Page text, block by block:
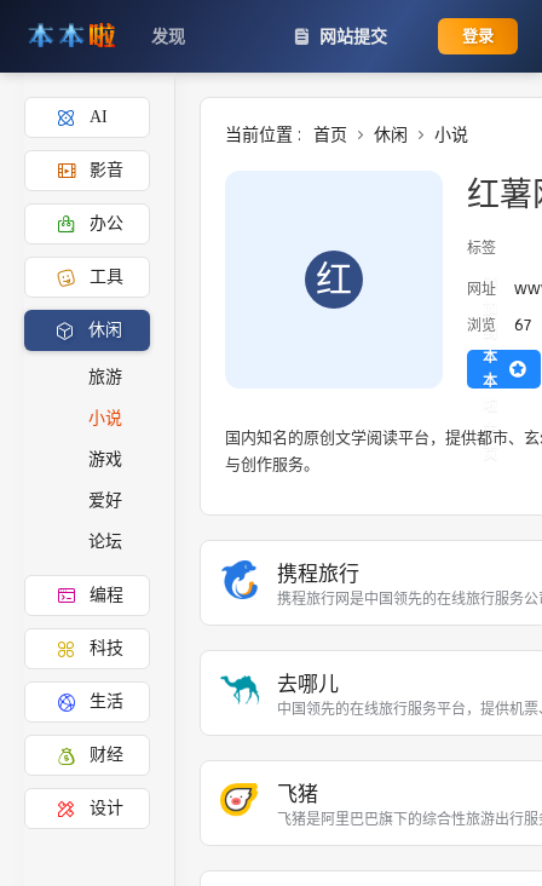
发现 网站提交 登录
AI
影音
办公
工具
休闲
旅游
小说
游戏
爱好
论坛
编程
科技
生活
财经
设计
当前位置 : 首页 休闲 小说
红
红薯
标签
网址
浏览 67
添
到
本
本
主
国内知名的原创文学阅读平台，提供都市、
与创作服务。
携程旅行
携程旅行网是中国领先的在线旅行服务
去哪儿
中国领先的在线旅行服务平台，提供机
飞猪
飞猪是阿里巴巴旗下的综合性旅游出行